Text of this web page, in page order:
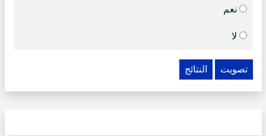
نعم
لا
تصويت النتائج